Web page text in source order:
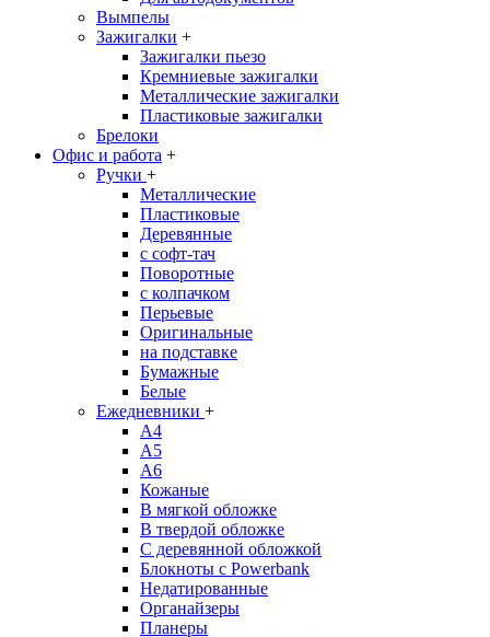
Вымпелы
Зажигалки +
Зажигалки пьезо
Кремниевые зажигалки
Металлические зажигалки
Пластиковые зажигалки
Брелоки
Офис и работа +
Ручки +
Металлические
Пластиковые
Деревянные
с софт-тач
Поворотные
с колпачком
Перьевые
Оригинальные
на подставке
Бумажные
Белые
Ежедневники +
A4
A5
A6
Кожаные
В мягкой обложке
В твердой обложке
С деревянной обложкой
Блокноты с Powerbank
Недатированные
Органайзеры
Планеры